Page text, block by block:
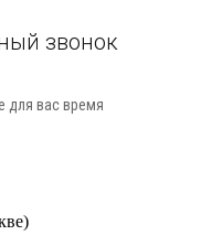
звонок
для вас время